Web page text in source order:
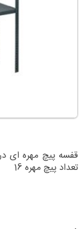
تعداد پیچ مهره 16